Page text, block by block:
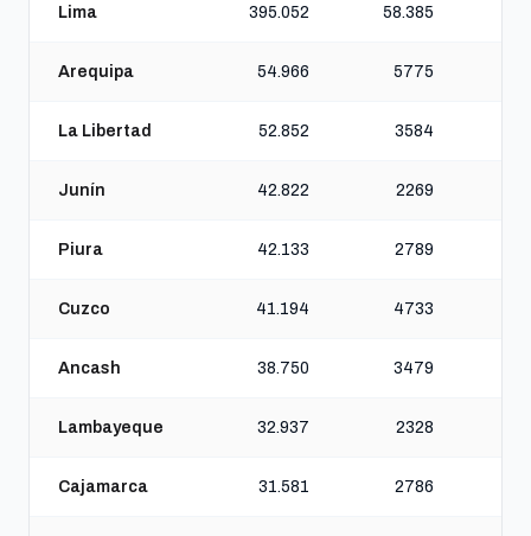
Lima 395.052 58.385
Arequipa 54.966 5775
La Libertad 52.852 3584
Junín 42.822 2269
Piura 42.133 2789
Cuzco 41.194 4733
Ancash 38.750 3479
Lambayeque 32.937 2328
Cajamarca 31.581 2786